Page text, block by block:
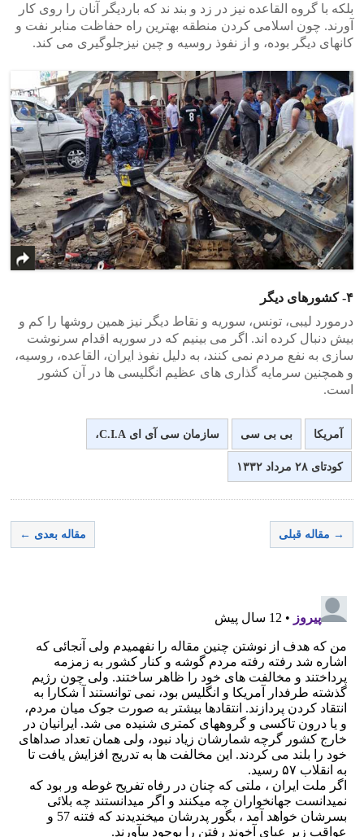
بلکه با گروه القاعده نیز در زد و بند ند که باردیگر آنان را روی کار
آورند. چون اسلامی کردن منطقه بهترین راه حفاظت منابر نفت و
کانهای دیگر بوده، و از نفوذ روسیه و چین نیزجلوگیری می کند.
۴- کشورهای دیگر
درمورد لیبی، تونس، سوریه و نقاط دیگر نیز همین روشها را کم و
بیش دنبال کرده اند. اگر می بینیم که در سوریه اقدام سرنوشت
سازی به نفع مردم نمی کنند، به دلیل نفوذ ایران، القاعده، روسیه،
و همچنین سرمایه گذاری های عظیم انگلیسی ها در آن کشور
است.
آمریکا بی بی سی سازمان سی آی ای C‪.‬I‪.‬A،
کودتای ۲۸ مرداد ۱۳۳۲
→ مقاله قبلی مقاله بعدی ←